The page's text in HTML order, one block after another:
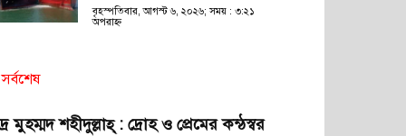
বৃহস্পতিবার, আগস্ট ৬, ২০২৬; সময় : ৩:২১
অপরাহ্ণ
সর্বশেষ
মুহম্মদ শহীদুল্লাহ্ : দ্রোহ ও প্রেমের কন্ঠস্বর